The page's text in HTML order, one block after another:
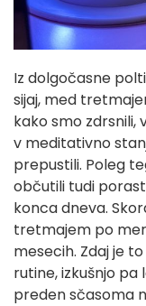
Iz dolgočasne
sijaj, med
kako smo
v meditativno
prepustili. Poleg
občutili tudi
konca dneva.
tretmajem po
mesecih. Zdaj je
rutine, izkušnjo
preden sčasoma